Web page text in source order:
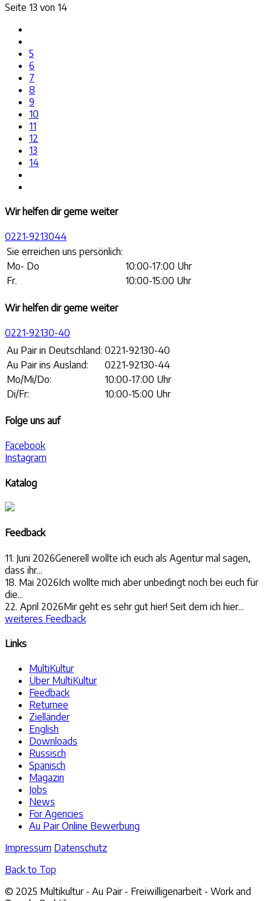
Seite 13 von 14
5
6
7
8
9
10
11
12
13
14
Wir helfen dir gerne weiter
0221-9213044
Sie erreichen uns persönlich:
Mo- Do
10:00-17:00 Uhr
Fr.
10:00-15:00 Uhr
Wir helfen dir gerne weiter
0221-92130-40
Au Pair in Deutschland: 0221-92130-40
Au Pair ins Ausland:
0221-92130-44
Mo/Mi/Do:
10:00-17:00 Uhr
Di/Fr:
10:00-15:00 Uhr
Folge uns auf
Facebook
Instagram
Katalog
Feedback
11. Juni 2026Generell wollte ich euch als Agentur mal sagen,
dass ihr...
18. Mai 2026Ich wollte mich aber unbedingt noch bei euch für
die...
22. April 2026Mir geht es sehr gut hier! Seit dem ich hier...
weiteres Feedback
Links
MultiKultur
Über MultiKultur
Feedback
Returnee
Zielländer
English
Downloads
Russisch
Spanisch
Magazin
Jobs
News
For Agencies
Au Pair Online Bewerbung
Impressum Datenschutz
Back to Top
© 2025 Multikultur - Au Pair - Freiwilligenarbeit - Work and